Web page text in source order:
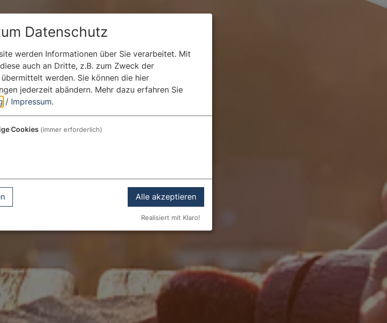
Datenschutz
werden Informationen über Sie verarbeitet. Mit
auch an Dritte, z.B. zum Zweck der
werden. Sie können die hier
jederzeit abändern. Mehr dazu erfahren Sie
/ Impressum.
Cookies (immer erforderlich)
Alle akzeptieren
Realisiert mit Klaro!